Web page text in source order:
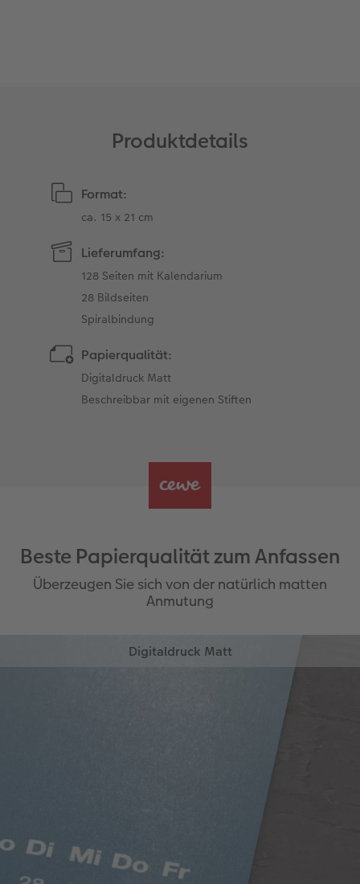
Produktdetails
Format:
ca. 15 x 21 cm
Lieferumfang:
128 Seiten mit Kalendarium
28 Bildseiten
Spiralbindung
Papierqualität:
Digitaldruck Matt
Beschreibbar mit eigenen Stiften
Beste Papierqualität zum Anfassen
Überzeugen Sie sich von der natürlich matten
Anmutung